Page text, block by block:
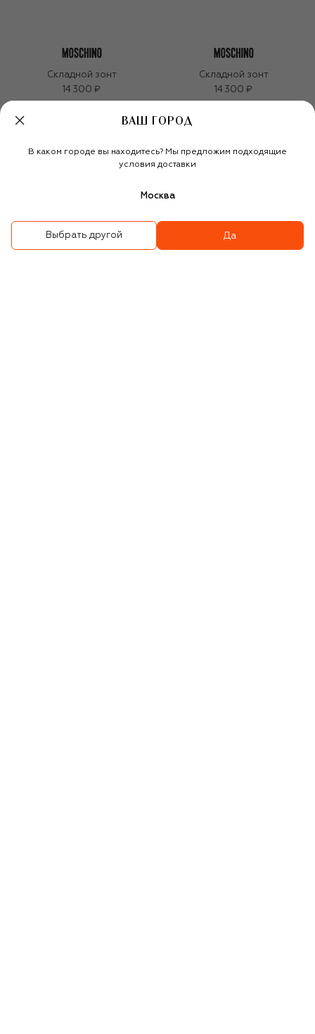
Складной зонт
14 300 ₽
Складной зонт
14 300 ₽
ВАШ ГОРОД
В каком городе вы находитесь? Мы предложим подходящие
условия доставки
Москва
Выбрать другой Да